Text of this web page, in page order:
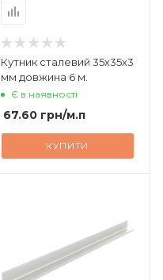
Кутник сталевий 35х35х3
мм довжина 6 м.
Є в наявності
67.60грн/м.п
КУПИТИ